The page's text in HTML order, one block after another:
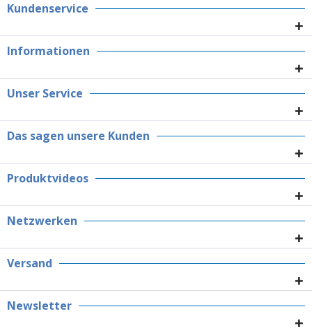
Kundenservice
Informationen
Unser Service
Das sagen unsere Kunden
Produktvideos
Netzwerken
Versand
Newsletter